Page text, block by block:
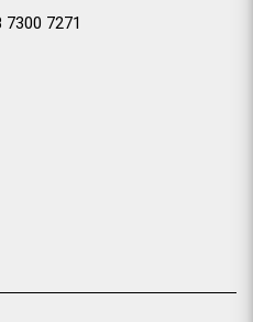
7300 7271